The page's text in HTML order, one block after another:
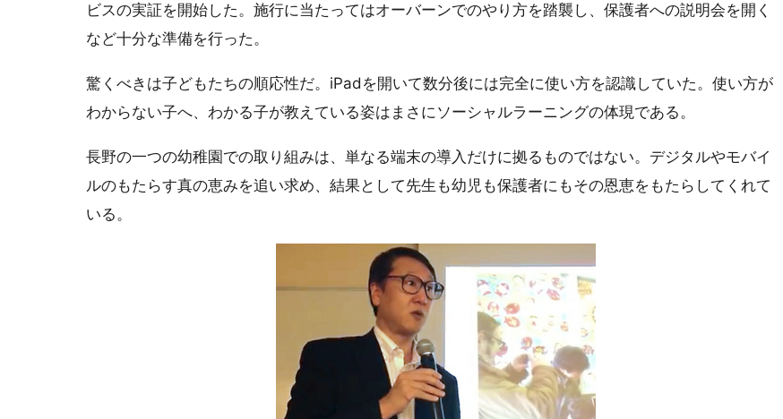
ビスの実証を開始した。施行に当たってはオーバーンでのやり方を踏襲し、保護者への説明会を開く
など十分な準備を行った。
驚くべきは子どもたちの順応性だ。iPadを開いて数分後には完全に使い方を認識していた。使い方が
わからない子へ、わかる子が教えている姿はまさにソーシャルラーニングの体現である。
長野の一つの幼稚園での取り組みは、単なる端末の導入だけに拠るものではない。デジタルやモバイ
ルのもたらす真の恵みを追い求め、結果として先生も幼児も保護者にもその恩恵をもたらしてくれて
いる。